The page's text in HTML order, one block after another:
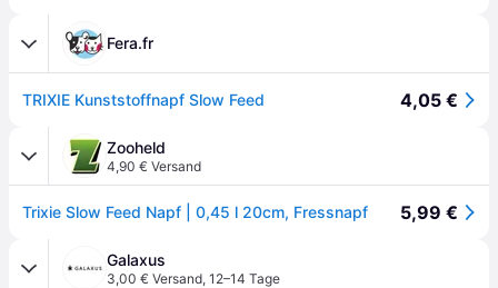
Fera.fr
TRIXIE Kunststoffnapf Slow Feed 4,05 €
Zooheld
4,90 € Versand
Trixie Slow Feed Napf | 0,45 l 20cm, Fressnapf 5,99 €
Galaxus
3,00 € Versand, 12–14 Tage